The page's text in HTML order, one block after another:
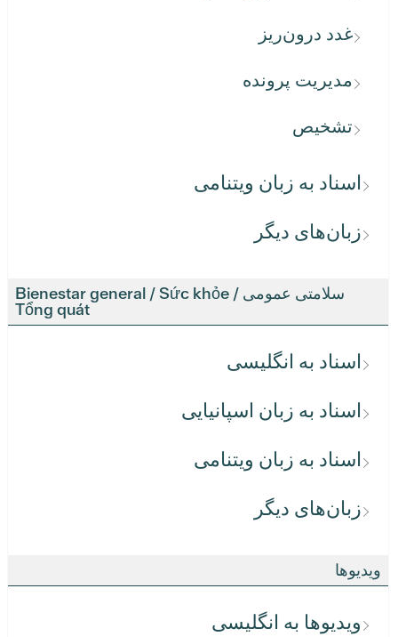
غدد درون‌ریز
مدیریت پرونده
تشخیص
اسناد به زبان ویتنامی
زبان‌های دیگر
سلامتی عمومی / Bienestar general / Sức khỏe
Tổng quát
اسناد به انگلیسی
اسناد به زبان اسپانیایی
اسناد به زبان ویتنامی
زبان‌های دیگر
ویدیوها
ویدیوها به انگلیسی